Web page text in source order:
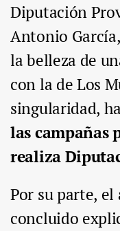
Diputación
Antonio
la belleza de
con la de Los
singularidad,
las campañas
realiza
Por su parte,
concluido